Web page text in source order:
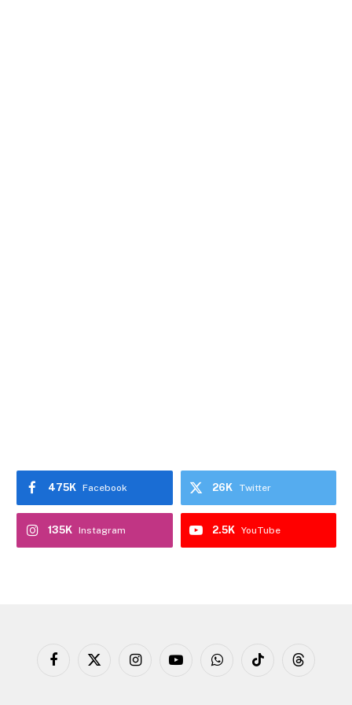
Facebook
475K Twitter
26K
Instagram
135K YouTube
2.5K
Facebook
X
InstagramYouTubeWhatsAppTikTok Threads